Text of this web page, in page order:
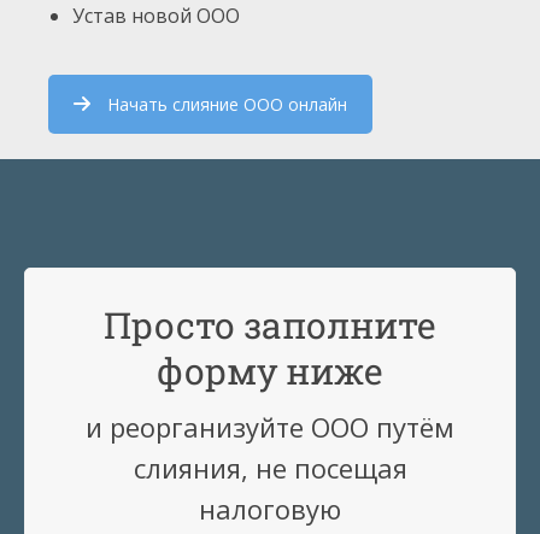
Устав новой ООО
Начать слияние ООО онлайн
Просто заполните
форму ниже
и реорганизуйте ООО путём
слияния, не посещая
налоговую